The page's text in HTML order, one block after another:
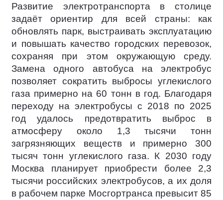
Развитие электротранспорта в столице
задаёт ориентир для всей страны: как
обновлять парк, выстраивать эксплуатацию
и повышать качество городских перевозок,
сохраняя при этом окружающую среду.
Замена одного автобуса на электробус
позволяет сократить выбросы углекислого
газа примерно на 60 тонн в год. Благодаря
переходу на электробусы с 2018 по 2025
год удалось предотвратить выброс в
атмосферу около 1,3 тысячи тонн
загрязняющих веществ и примерно 300
тысяч тонн углекислого газа. К 2030 году
Москва планирует приобрести более 2,3
тысячи российских электробусов, а их доля
в рабочем парке Мосгортранса превысит 85